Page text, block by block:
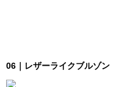
06｜レザーライクブルゾン